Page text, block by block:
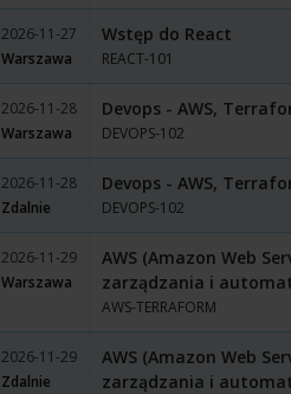
2026-11-27
Warszawa
Wstęp do React
REACT-101
2026-11-28
Warszawa
Devops - AWS,
DEVOPS-102
2026-11-28
Zdalnie
Devops - AWS,
DEVOPS-102
2026-11-29
Warszawa
AWS (Amazon Web
zarządzania i
AWS-TERRAFORM
2026-11-29
Zdalnie
AWS (Amazon Web
zarządzania i